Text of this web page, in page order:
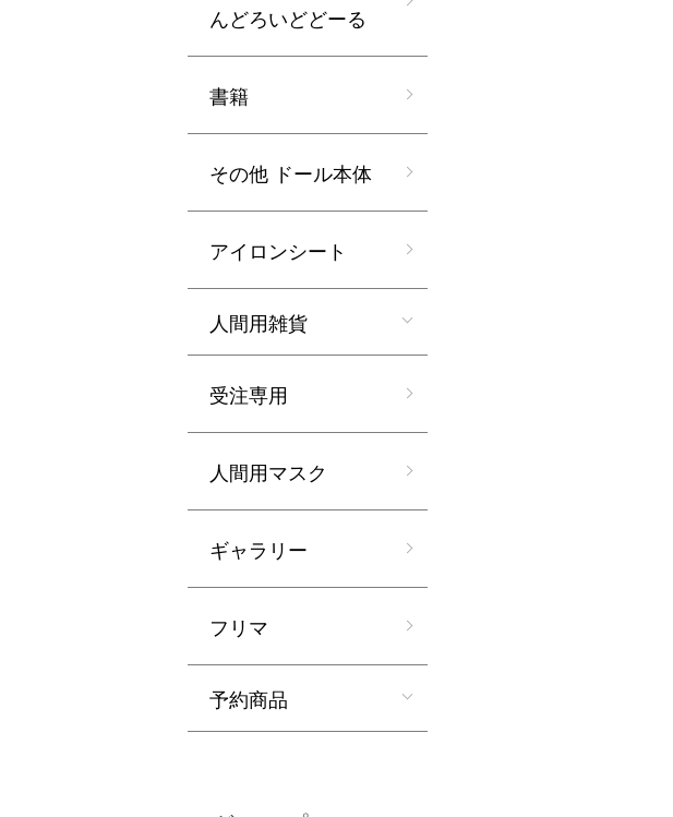
んどろいどどーる
書籍
その他 ドール本体
アイロンシート
人間用雑貨
受注専用
人間用マスク
ギャラリー
フリマ
予約商品